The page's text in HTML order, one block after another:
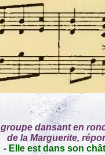
dansant en
de la Marguerite,
- Elle est dans son